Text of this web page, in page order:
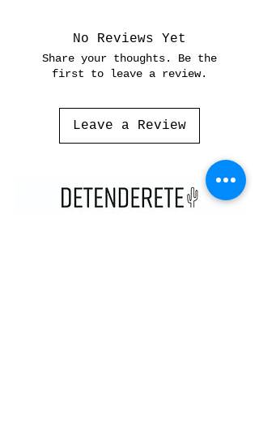
No Reviews Yet
Share your thoughts. Be the
first to leave a review.
Leave a Review